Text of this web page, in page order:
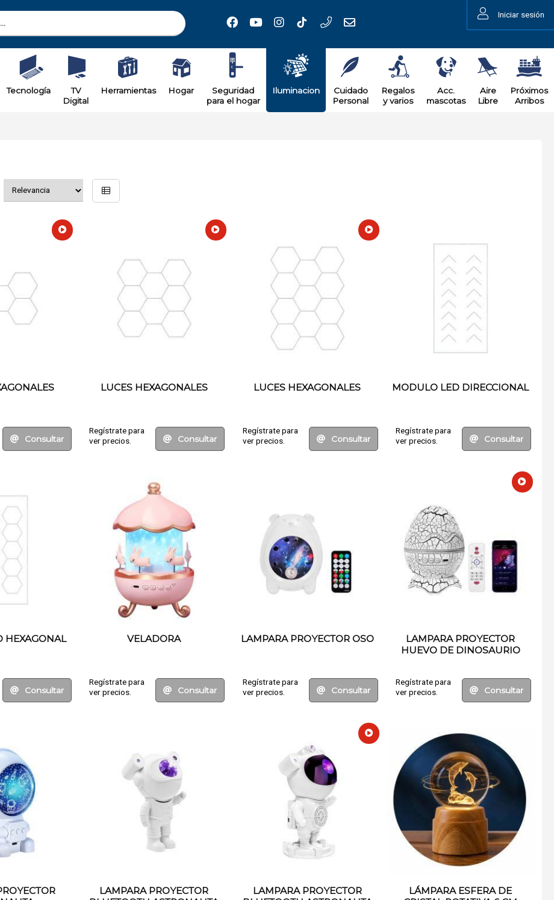
Iniciar sesión
Tecnología
TV
Digital
Herramientas Hogar
Seguridad
para el hogar
Iluminacion
Cuidado
Personal
Regalos
y varios
Acc.
mascotas
Aire
Libre
Próximos
Arribos
Consultar
LUCES HEXAGONALES
Regístrate para
ver precios.
Consultar
LUCES HEXAGONALES
Regístrate para
ver precios.
Consultar
MODULO LED DIRECCIONAL
Regístrate para
ver precios.
Consultar
HEXAGONAL
Consultar
VELADORA
Regístrate para
ver precios.
Consultar
LAMPARA PROYECTOR OSO
Regístrate para
ver precios.
Consultar
LAMPARA PROYECTOR
HUEVO DE DINOSAURIO
Regístrate para
ver precios.
Consultar
LAMPARA PROYECTOR
LAMPARA PROYECTOR
LÁMPARA ESFERA DE